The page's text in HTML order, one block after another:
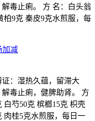
毒止痢。 方 名：白头翁
柏9克 秦皮9克水煎服，每
加减
：湿热久蕴，留滞大
毒止痢，健脾助肾。 方
芍50克 槟榔15克 枳壳
肉桂5克水煎服，每日一